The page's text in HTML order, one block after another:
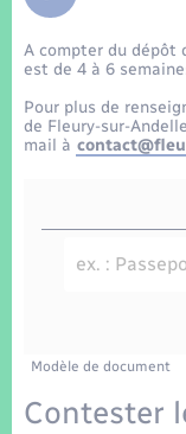
Etat-civil -
Mariage – PACS
Parrainage civil
Logement -
Nouvel habitant
Organisation
Transports
Travaux -
public
Compétences
Plan interactif
La
A compter du dépôt
est de 4 à 6
Pour plus de
de Fleury-sur-
mail à
Modèle de document
Contester